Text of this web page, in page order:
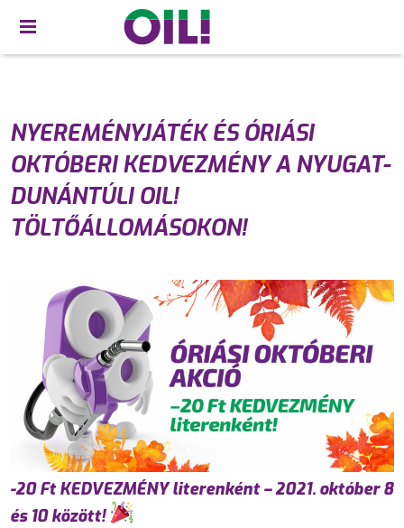
NYEREMÉNYJÁTÉK ÉS ÓRIÁSI
OKTÓBERI KEDVEZMÉNY A NYUGAT-
DUNÁNTÚLI OIL!
TÖLTŐÁLLOMÁSOKON!
-20 Ft KEDVEZMÉNY literenként – 2021. október 8
és 10 között!